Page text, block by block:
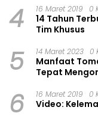
4 16 Maret 2019 0
14 Tahun
Tim Khusus
5 14 Maret 2023 0
Manfaat
Tepat
6 16 Maret 2019 0
Video: